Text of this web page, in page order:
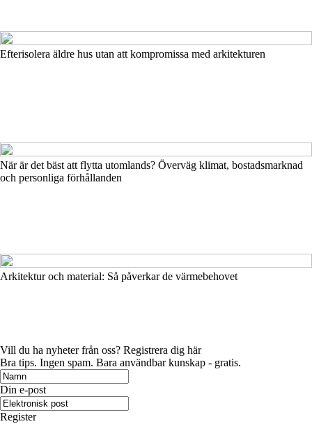
Efterisolera äldre hus utan att kompromissa med arkitekturen
När är det bäst att flytta utomlands? Överväg klimat, bostadsmarknad
och personliga förhållanden
Arkitektur och material: Så påverkar de värmebehovet
Vill du ha nyheter från oss? Registrera dig här
Bra tips. Ingen spam. Bara användbar kunskap - gratis.
Din e-post
Register